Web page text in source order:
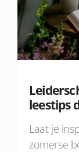
leestips
Laat je
zomerse